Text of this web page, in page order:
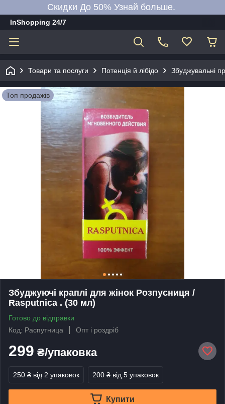
Скидки До 50% Узнай больше.
InShopping 24/7
Товари та послуги Потенція й лібідо Збуджувальні
Топ продажів
Збуджуючі краплі для жінок Розпусниця /
Rasputnica . (30 мл)
Готово до відправки
Код: Распутница
Опт і роздріб
299 ₴/упаковка
250 ₴ від 2 упаковок 200 ₴ від 5 упаковок
Купити